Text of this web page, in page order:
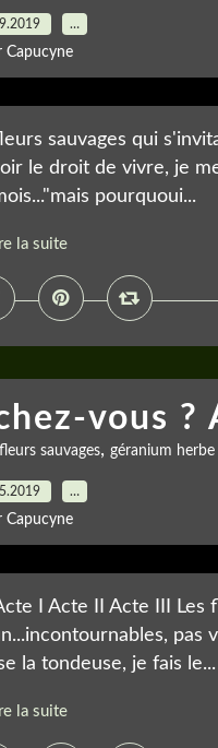
…
Capucyne
sauvages qui
le droit de vivre, je
pourquoui...
la suite
vous ?
fleurs sauvages, géranium
…
Capucyne
I Acte II Acte III Les
pas
la tondeuse, je fais le...
la suite